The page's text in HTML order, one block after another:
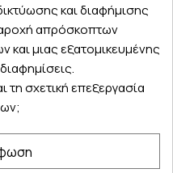
και διαφήμισης
απρόσκοπτων
και μιας εξατομικευμένης
σχετική επεξεργασία